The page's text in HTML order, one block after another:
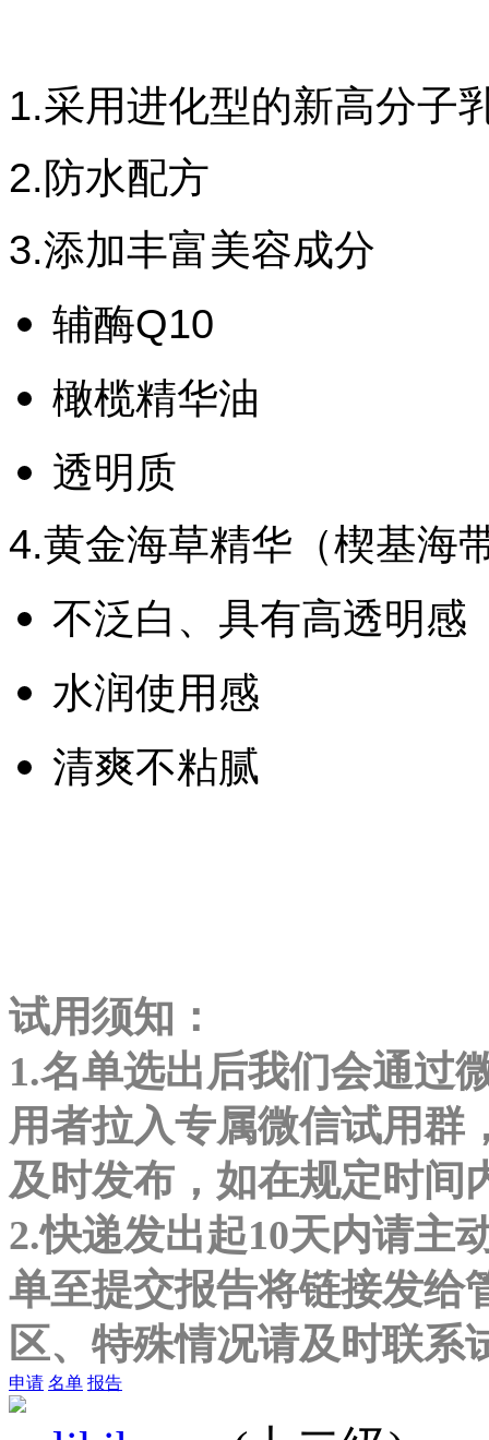
1.采用进化型的新高分子
2.防水配方
3.添加丰富美容成分
辅酶Q10
橄榄精华油
透明质
4.黄金海草精华（楔基
不泛白、具有高透明感
水润使用感
清爽不粘腻
试用须知：
1.名单选出后我们会通过
用者拉入专属微信试用群
及时发布，如在规定时间
2.快递发出起10天内请主
单至提交报告将链接发给
区、特殊情况请及时联系
申请 名单 报告